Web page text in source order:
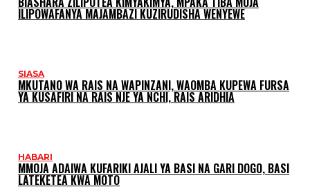
ILIPOWAFANYA MAJAMBAZI KUZIRUDISHA WENYEWE
SIASA
MKUTANO WA RAIS NA WAPINZANI, WAOMBA KUPEWA FURSA
YA KUSAFIRI NA RAIS NJE YA NCHI, RAIS ARIDHIA
HABARI
MMOJA ADAIWA KUFARIKI AJALI YA BASI NA GARI DOGO, BASI
LATEKETEA KWA MOTO